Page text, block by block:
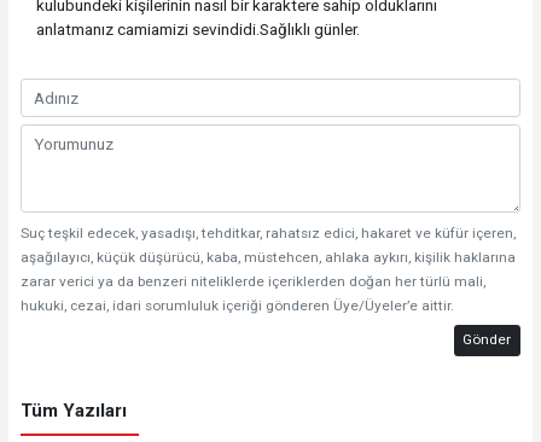
kulubundeki kişilerinin nasıl bir karaktere sahip olduklarını
anlatmanız camiamizi sevindidi.Sağlıklı günler.
Suç teşkil edecek, yasadışı, tehditkar, rahatsız edici, hakaret ve küfür içeren,
aşağılayıcı, küçük düşürücü, kaba, müstehcen, ahlaka aykırı, kişilik haklarına
zarar verici ya da benzeri niteliklerde içeriklerden doğan her türlü mali,
hukuki, cezai, idari sorumluluk içeriği gönderen Üye/Üyeler’e aittir.
Gönder
Tüm Yazıları